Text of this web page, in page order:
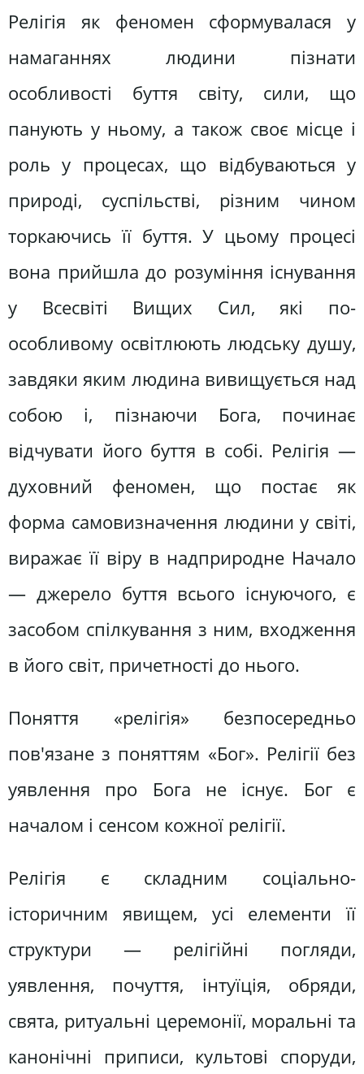
Релігія як феномен сформувалася у
намаганнях людини пізнати
особливості буття світу, сили, що
панують у ньому, а також своє місце і
роль у процесах, що відбуваються у
природі, суспільстві, різним чином
торкаючись її буття. У цьому процесі
вона прийшла до розуміння існування
у Всесвіті Вищих Сил, які по-
особливому освітлюють людську душу,
завдяки яким людина вивищується над
собою і, пізнаючи Бога, починає
відчувати його буття в собі. Релігія —
духовний феномен, що постає як
форма самовизначення людини у світі,
виражає її віру в надприродне Начало
— джерело буття всього існуючого, є
засобом спілкування з ним, входження
в його світ, причетності до нього.
Поняття «релігія» безпосередньо
пов'язане з поняттям «Бог». Релігії без
уявлення про Бога не існує. Бог є
началом і сенсом кожної релігії.
Релігія є складним соціально-
історичним явищем, усі елементи її
структури — релігійні погляди,
уявлення, почуття, інтуїція, обряди,
свята, ритуальні церемонії, моральні та
канонічні приписи, культові споруди,